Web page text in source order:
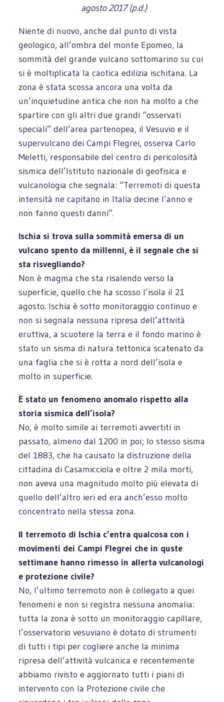
agosto 2017 (p.d.)
Niente di nuovo, anche dal punto di vista
geologico, all’ombra del monte Epomeo, la
sommità del grande vulcano sottomarino su cui
si è moltiplicata la caotica edilizia ischitana. La
zona è stata scossa ancora una volta da
un’inquietudine antica che non ha molto a che
spartire con gli altri due grandi “osservati
speciali” dell’area partenopea, il Vesuvio e il
supervulcano dei Campi Flegrei, osserva Carlo
Meletti, responsabile del centro di pericolosità
sismica dell’Istituto nazionale di geofisica e
vulcanologia che segnala: “Terremoti di questa
intensità ne capitano in Italia decine l’anno e
non fanno questi danni”.
Ischia si trova sulla sommità emersa di un
vulcano spento da millenni, è il segnale che si
sta risvegliando?
Non è magma che sta risalendo verso la
superficie, quello che ha scosso l’isola il 21
agosto. Ischia è sotto monitoraggio continuo e
non si segnala nessuna ripresa dell’attività
eruttiva, a scuotere la terra e il fondo marino è
stato un sisma di natura tettonica scatenato da
una faglia che si è rotta a nord dell’isola e
molto in superficie.
È stato un fenomeno anomalo rispetto alla
storia sismica dell’isola?
No, è molto simile ai terremoti avvertiti in
passato, almeno dal 1200 in poi; lo stesso sisma
del 1883, che ha causato la distruzione della
cittadina di Casamicciola e oltre 2 mila morti,
non aveva una magnitudo molto più elevata di
quello dell’altro ieri ed era anch’esso molto
concentrato nella stessa zona.
Il terremoto di Ischia c’entra qualcosa con i
movimenti dei Campi Flegrei che in quste
settimane hanno rimesso in allerta vulcanologi
e protezione civile?
No, l’ultimo terremoto non è collegato a quei
fenomeni e non si registra nessuna anomalia:
tutta la zona è sotto un monitoraggio capillare,
l’osservatorio vesuviano è dotato di strumenti
di tutti i tipi per cogliere anche la minima
ripresa dell’attività vulcanica e recentemente
abbiamo rivisto e aggiornato tutti i piani di
intervento con la Protezione civile che